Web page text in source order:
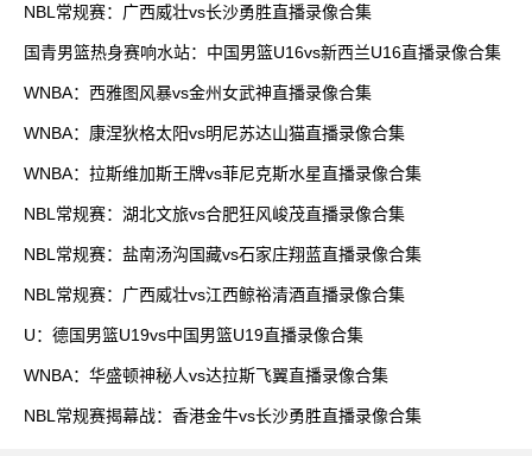
NBL常规赛：广西威壮vs长沙勇胜直播录像合集
国青男篮热身赛响水站：中国男篮U16vs新西兰U16直播录像合集
WNBA：西雅图风暴vs金州女武神直播录像合集
WNBA：康涅狄格太阳vs明尼苏达山猫直播录像合集
WNBA：拉斯维加斯王牌vs菲尼克斯水星直播录像合集
NBL常规赛：湖北文旅vs合肥狂风峻茂直播录像合集
NBL常规赛：盐南汤沟国藏vs石家庄翔蓝直播录像合集
NBL常规赛：广西威壮vs江西鲸裕清酒直播录像合集
U：德国男篮U19vs中国男篮U19直播录像合集
WNBA：华盛顿神秘人vs达拉斯飞翼直播录像合集
NBL常规赛揭幕战：香港金牛vs长沙勇胜直播录像合集